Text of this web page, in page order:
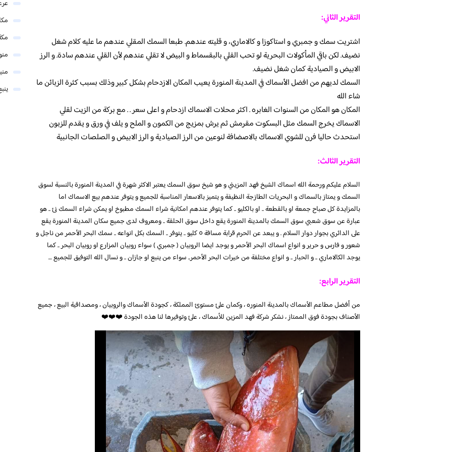
التقرير الثاني:
اشتريت سمك و جمبري و استاكوزا و كالاماري، و قليته عندهم. طبعا السمك المقلي عندهم ما عليه كلام شغل
نضيف. لكن باقي المأكولات البحرية لو تحب القلي بالبقسماط و البيض لا تقلي عندهم لأن القلي عندهم سادة. و الرز
الابيض و الصيادية كمان شغل نضيف.
السمك لديهم من افضل الأسماك في المدينة المنورة يعيب المكان الازدحام بشكل كبير وذلك بسبب كثرة الزبائن ما
شاء الله
المكان هو المكان من السنوات الغابره . اكثر محلات الاسماك ازدحام و اعلى سعر . . مع بركة من الزيت لقلي
الاسماك يخرج السمك مثل البسكوت مقرمش ثم يرش بمزيج من الكمون و الملح و يلف في ورق و يقدم للزبون
استحدث حاليا فرن للشوي الاسماك بالاصضافة لنوعين من الرز الصيادية و الرز الابيض و الصلصات الجانبية
التقرير الثالث:
السلام عليكم ورحمة الله اسماك الشيخ فهد المزيني و هو شيخ سوق السمك يعتبر الاكثر شهرة في المدينة المنورة بالنسبة لسوق
السمك و يمتاز بالسماك و البحريات الطازجة النظيفة و يتميز بالاسعار المناسبة للجميع و يتوفر عندهم بيع الاسماك اما
بالمزايدة كل صباح جمعة او بالقطعة .. او بالكليو .. كما يتوفر عندهم امكانية شراء السمك مطبوخ او يمكن شراء السمك نئ .. هو
عبارة عن سوق شعبي سوق السمك بالمدينة المنورة يقع داخل سوق الحلقة .. ومعروف لدى جميع سكان المدينة المنورة يقع
على الدائري بجوار دوار السلام . و يبعد عن الحرم قرابة مسافة ٥ كليو .. يتوفر .. السمك بكل انواعه .. سمك البحر الأحمر من ناجل و
شعور و فارس و حرير و انواع اسماك البحر الأحمر و يوجد ايضا الروبيان ( جمبري ) سواء روبيان المزارع او روبيان البحر .. كما
يوجد الكالاماري .. و الحبار .. و انواع مختلفة من خيرات البحر الأحمر.. سواء من ينبع او جازان .. و نسال الله التوفيق للجميع …
التقرير الرابع:
من أفضل مطاعم الأسماك بالمدينة المنوره ، وكمان علئ مستوئ المملكة ، كجودة الأسماك والروبيان ، ومصداقية البيع ، جميع
الأصناف بجودة فوق الممتاز ، نشكر شركة فهد المزين للأسماك ، علئ وتوفيرها لنا هذه الجودة ❤️❤️❤️